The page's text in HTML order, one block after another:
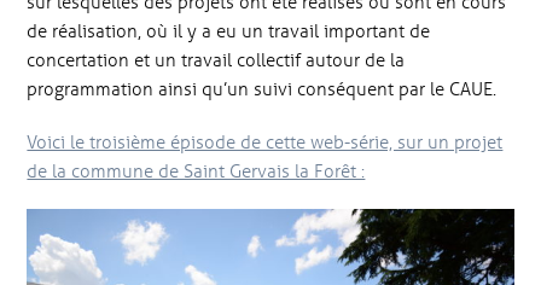
de réalisation, où il y a eu un travail important de
concertation et un travail collectif autour de la
programmation ainsi qu’un suivi conséquent par le CAUE.
Voici le troisième épisode de cette web-série, sur un projet
de la commune de Saint Gervais la Forêt :